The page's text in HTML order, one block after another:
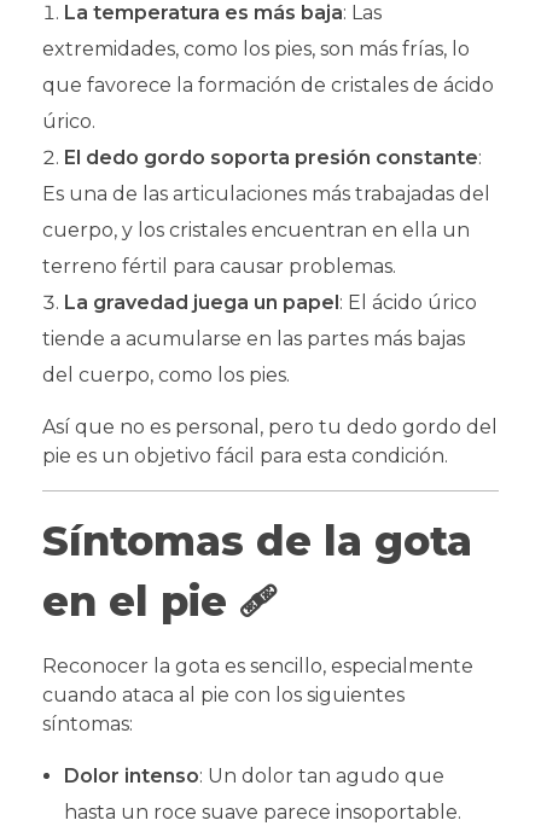
La temperatura es más baja: Las
extremidades, como los pies, son más frías, lo
que favorece la formación de cristales de ácido
úrico.
El dedo gordo soporta presión constante:
Es una de las articulaciones más trabajadas del
cuerpo, y los cristales encuentran en ella un
terreno fértil para causar problemas.
La gravedad juega un papel : El ácido úrico
tiende a acumularse en las partes más bajas
del cuerpo, como los pies.
Así que no es personal, pero tu dedo gordo del
pie es un objetivo fácil para esta condición.
Síntomas de la gota
en el pie 🩹
Reconocer la gota es sencillo, especialmente
cuando ataca al pie con los siguientes
síntomas:
Dolor intenso: Un dolor tan agudo que
hasta un roce suave parece insoportable.